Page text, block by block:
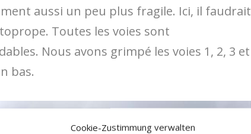
Cookie-Zustimmung verwalten
aussi un peu plus fragile. Ici, il faudrait
Toutes les voies sont
Nous avons grimpé les voies 1, 2, 3 et
bas.